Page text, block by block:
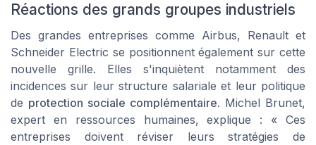
Réactions des grands groupes industriels
Des grandes entreprises comme Airbus, Renault et
Schneider Electric se positionnent également sur cette
nouvelle grille. Elles s'inquiètent notamment des
incidences sur leur structure salariale et leur politique
de protection sociale complémentaire. Michel Brunet,
expert en ressources humaines, explique : « Ces
entreprises doivent réviser leurs stratégies de